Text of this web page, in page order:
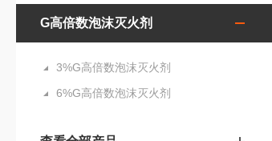
G高倍数泡沫灭火剂
3%G高倍数泡沫灭火剂
6%G高倍数泡沫灭火剂